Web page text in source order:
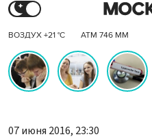
ВОЗДУХ +21 °C АТМ 746 ММ
07 июня 2016, 23:30